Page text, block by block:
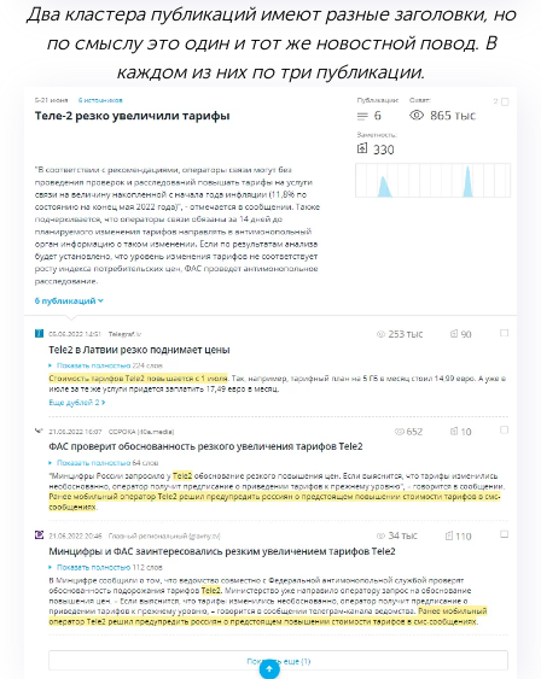
Два кластера публикаций имеют разные заголовки, но
по смыслу это один и тот же новостной повод. В
каждом из них по три публикации.